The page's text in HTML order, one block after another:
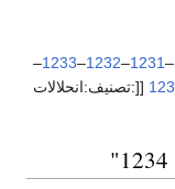
–
1231
–
1232
–
1233
–
[[:تصنيف:انحلالات